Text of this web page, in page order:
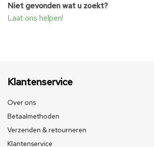
Niet gevonden wat u zoekt?
Laat ons helpen!
Klantenservice
Over ons
Betaalmethoden
Verzenden & retourneren
Klantenservice